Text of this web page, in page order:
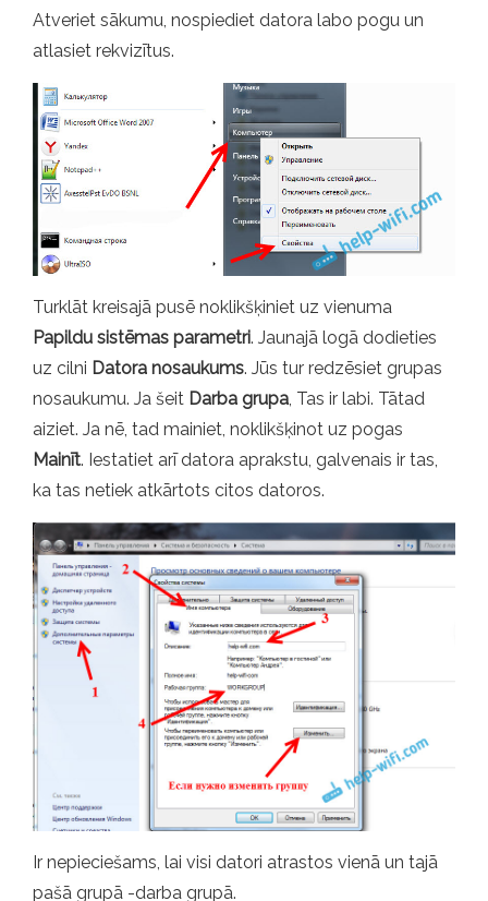
Atveriet sākumu, nospiediet datora labo pogu un
atlasiet rekvizītus.
Turklāt kreisajā pusē noklikšķiniet uz vienuma
Papildu sistēmas parametri. Jaunajā logā dodieties
uz cilni Datora nosaukums. Jūs tur redzēsiet grupas
nosaukumu. Ja šeit Darba grupa, Tas ir labi. Tātad
aiziet. Ja nē, tad mainiet, noklikšķinot uz pogas
Mainīt. Iestatiet arī datora aprakstu, galvenais ir tas,
ka tas netiek atkārtots citos datoros.
Ir nepieciešams, lai visi datori atrastos vienā un tajā
pašā grupā -darba grupā.